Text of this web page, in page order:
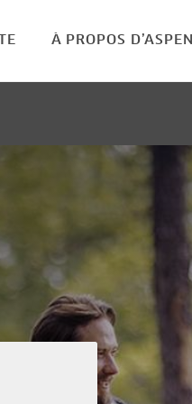
À PROPOS D’ASPEN